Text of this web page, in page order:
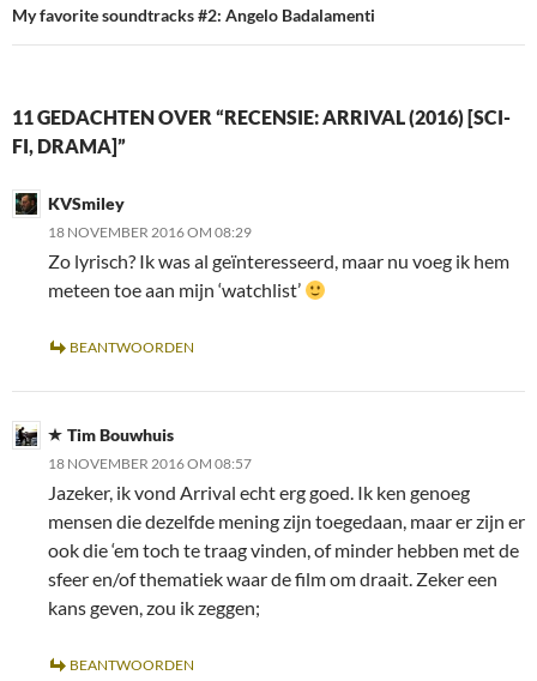
My favorite soundtracks #2: Angelo Badalamenti
11 GEDACHTEN OVER “RECENSIE: ARRIVAL (2016) [SCI-
FI, DRAMA]”
KVSmiley
18 NOVEMBER 2016 OM 08:29
Zo lyrisch? Ik was al geïnteresseerd, maar nu voeg ik hem
meteen toe aan mijn ‘watchlist’
BEANTWOORDEN
Tim Bouwhuis
18 NOVEMBER 2016 OM 08:57
Jazeker, ik vond Arrival echt erg goed. Ik ken genoeg
mensen die dezelfde mening zijn toegedaan, maar er zijn er
ook die ‘em toch te traag vinden, of minder hebben met de
sfeer en/of thematiek waar de film om draait. Zeker een
kans geven, zou ik zeggen;
BEANTWOORDEN